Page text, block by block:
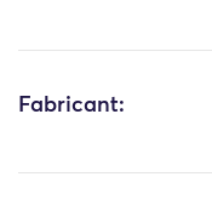
Fabricant: